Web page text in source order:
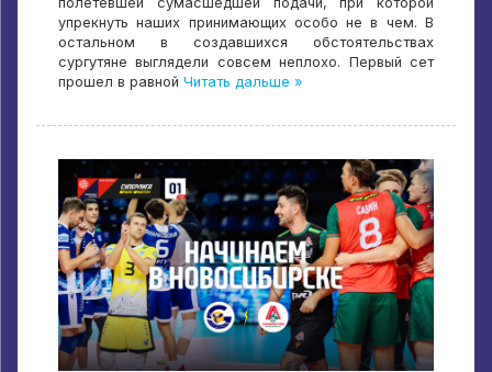
упрекнуть наших принимающих особо не в чем. В
остальном в создавшихся обстоятельствах
сургутяне выглядели совсем неплохо. Первый сет
прошел в равной Читать дальше »